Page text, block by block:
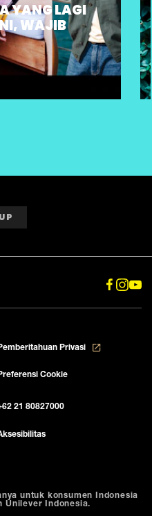
YANG LAGI
WAJIB
Privasi
Cookie
21 80827000
untuk konsumen Indonesia
Unilever Indonesia.